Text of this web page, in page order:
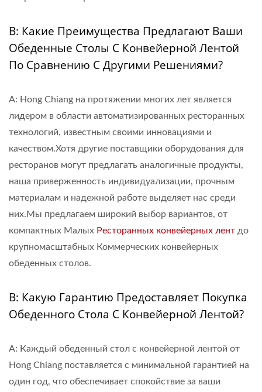
В: Какие Преимущества Предлагают Ваши
Обеденные Столы С Конвейерной Лентой
По Сравнению С Другими Решениями?
A: Hong Chiang на протяжении многих лет является
лидером в области автоматизированных ресторанных
технологий, известным своими инновациями и
качеством.Хотя другие поставщики оборудования для
ресторанов могут предлагать аналогичные продукты,
наша приверженность индивидуализации, прочным
материалам и надежной работе выделяет нас среди
них.Мы предлагаем широкий выбор вариантов, от
компактных Малых Ресторанных конвейерных лент до
крупномасштабных Коммерческих конвейерных
обеденных столов.
В: Какую Гарантию Предоставляет Покупка
Обеденного Стола С Конвейерной Лентой?
A: Каждый обеденный стол с конвейерной лентой от
Hong Chiang поставляется с минимальной гарантией на
один год, что обеспечивает спокойствие за ваши